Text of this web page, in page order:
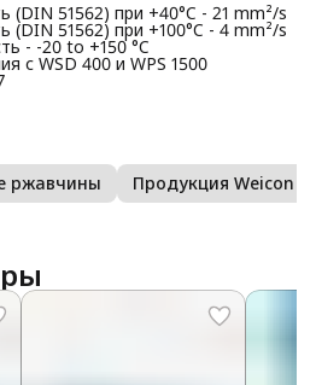
(DIN 51562) при +40°C - 21 mm²/s
(DIN 51562) при +100°C - 4 mm²/s
- -20 to +150 °C
с WSD 400 и WPS 1500
ржавчины Продукция Weicon